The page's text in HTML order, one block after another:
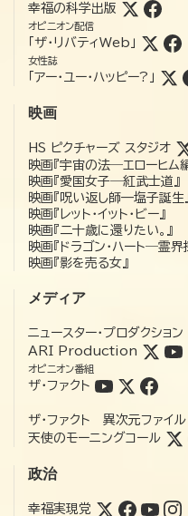
幸福の科学出版
オピニオン配信
「ザ・リバティWeb」
女性誌
「アー・ユー・ハッピー?」
映画
HS ピクチャーズ スタジオ
映画『宇宙の法―エローヒム
映画『愛国女子―紅武士道』
映画『呪い返し師—塩子誕生
映画『レット・イット・ビー』
映画『二十歳に還りたい。』
映画『ドラゴン・ハート―霊
映画『影を売る女』
メディア
ニュースター・プロダクション
ARI Production
オピニオン番組
ザ・ファクト
ザ・ファクト 異次元ファイル
天使のモーニングコール
政治
幸福実現党